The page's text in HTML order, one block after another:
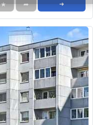
★ ➦ ➜